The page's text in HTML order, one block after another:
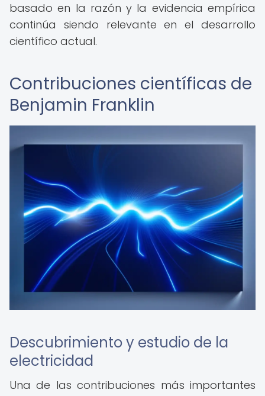
basado en la razón y la evidencia empírica
continúa siendo relevante en el desarrollo
científico actual.
Contribuciones científicas de
Benjamin Franklin
Descubrimiento y estudio de la
electricidad
Una de las contribuciones más importantes